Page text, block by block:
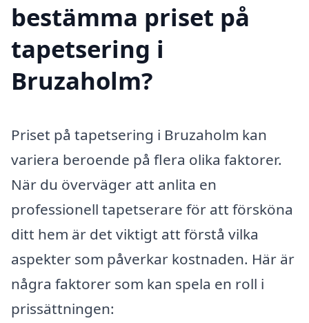
bestämma priset på
tapetsering i
Bruzaholm?
Priset på tapetsering i Bruzaholm kan
variera beroende på flera olika faktorer.
När du överväger att anlita en
professionell tapetserare för att försköna
ditt hem är det viktigt att förstå vilka
aspekter som påverkar kostnaden. Här är
några faktorer som kan spela en roll i
prissättningen: